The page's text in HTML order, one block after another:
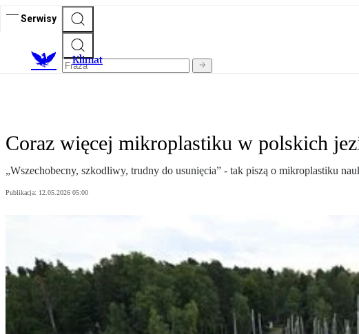
Serwisy
Klimat
Coraz więcej mikroplastiku w polskich
„Wszechobecny, szkodliwy, trudny do usunięcia” - tak piszą o mikroplastiku
Publikacja: 12.05.2026 05:00